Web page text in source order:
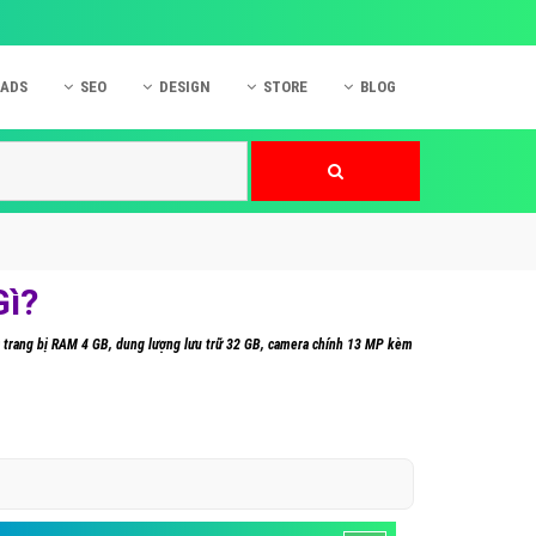
SEO DESIGN STORE BLOG
bị RAM 4 GB, dung lượng lưu trữ 32 GB, camera chính 13 MP kèm